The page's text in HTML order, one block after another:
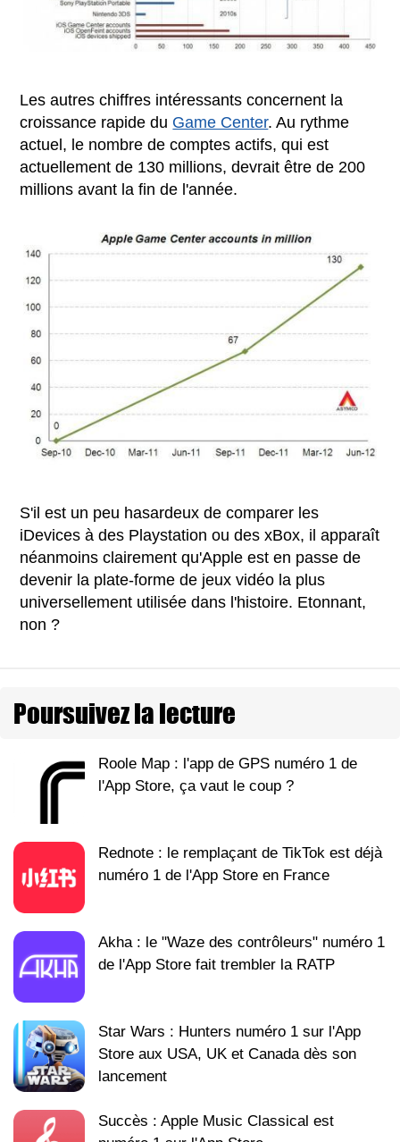
Les autres chiffres intéressants concernent la
croissance rapide du Game Center. Au rythme
actuel, le nombre de comptes actifs, qui est
actuellement de 130 millions, devrait être de 200
millions avant la fin de l'année.
S'il est un peu hasardeux de comparer les
iDevices à des Playstation ou des xBox, il apparaît
néanmoins clairement qu'Apple est en passe de
devenir la plate-forme de jeux vidéo la plus
universellement utilisée dans l'histoire. Etonnant,
non ?
Poursuivez la lecture
Roole Map : l'app de GPS numéro 1 de
l'App Store, ça vaut le coup ?
Rednote : le remplaçant de TikTok est déjà
numéro 1 de l'App Store en France
Akha : le "Waze des contrôleurs" numéro 1
de l'App Store fait trembler la RATP
Star Wars : Hunters numéro 1 sur l'App
Store aux USA, UK et Canada dès son
lancement
Succès : Apple Music Classical est